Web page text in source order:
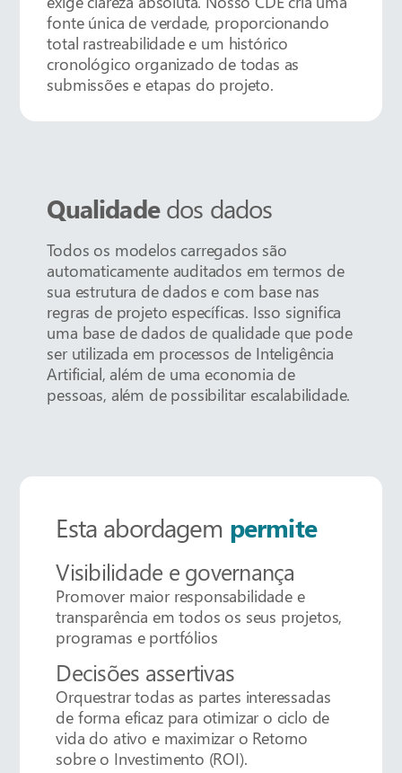
fonte única de verdade, proporcionando
total rastreabilidade e um histórico
cronológico organizado de todas as
submissões e etapas do projeto.
Qualidadedos dados
Todos os modelos carregados são
automaticamente auditados em termos de
sua estrutura de dados e com base nas
regras de projeto específicas. Isso significa
uma base de dados de qualidade que pode
ser utilizada em processos de Inteligência
Artificial, além de uma economia de
pessoas, além de possibilitar escalabilidade.
Esta abordagem permite
Visibilidade e governança
Promover maior responsabilidade e
transparência em todos os seus projetos,
programas e portfólios
Decisões assertivas
Orquestrar todas as partes interessadas
de forma eficaz para otimizar o ciclo de
vida do ativo e maximizar o Retorno
sobre o Investimento (ROI).